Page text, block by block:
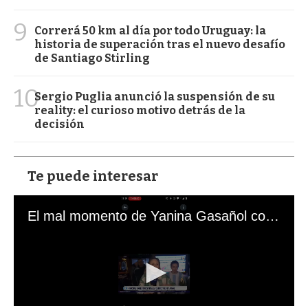
9
Correrá 50 km al día por todo Uruguay: la
historia de superación tras el nuevo desafío
de Santiago Stirling
10Sergio Puglia anunció la suspensión de su
reality: el curioso motivo detrás de la
decisión
Te puede interesar
El mal momento de Yanina Gasañol con un hincha argentino en "Subrayado"